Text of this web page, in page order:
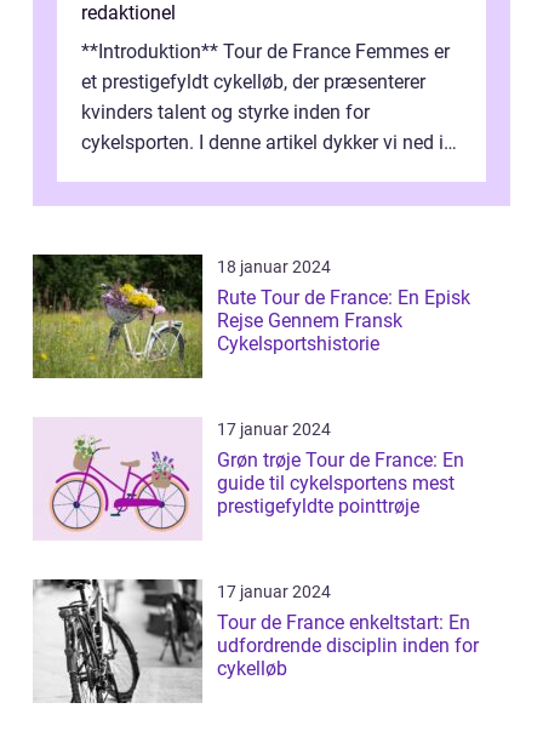
redaktionel
**Introduktion** Tour de France Femmes er
et prestigefyldt cykelløb, der præsenterer
kvinders talent og styrke inden for
cykelsporten. I denne artikel dykker vi ned i
18 januar 2024
Rute Tour de France: En Episk
Rejse Gennem Fransk
Cykelsportshistorie
17 januar 2024
Grøn trøje Tour de France: En
guide til cykelsportens mest
prestigefyldte pointtrøje
17 januar 2024
Tour de France enkeltstart: En
udfordrende disciplin inden for
cykelløb